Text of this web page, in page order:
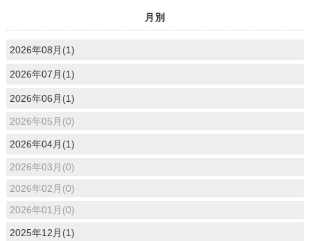
月別
2026年08月(1)
2026年07月(1)
2026年06月(1)
2026年05月(0)
2026年04月(1)
2026年03月(0)
2026年02月(0)
2026年01月(0)
2025年12月(1)